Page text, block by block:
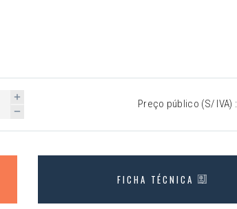
Preço público (S/ IVA) :
FICHA TÉCNICA